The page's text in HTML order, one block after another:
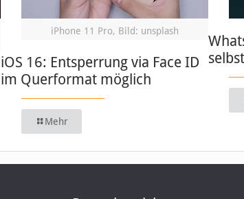
iPhone 11 Pro, Bild: unsplash
iOS 16: Entsperrung via Face ID
im Querformat möglich
Mehr